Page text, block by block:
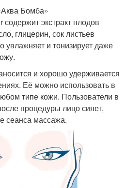
Бомба»
экстракт плодов
глицерин, сок листьев
увлажняет и тонизирует даже
и хорошо удерживается
Её можно использовать в
типе кожи. Пользователи в
процедуры лицо сияет,
сеанса массажа.